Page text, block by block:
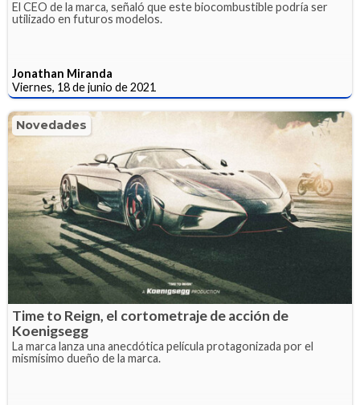
El CEO de la marca, señaló que este biocombustible podría ser
utilizado en futuros modelos.
Jonathan Miranda
Viernes, 18 de junio de 2021
Novedades
Time to Reign, el cortometraje de acción de
Koenigsegg
La marca lanza una anecdótica película protagonizada por el
mismísimo dueño de la marca.